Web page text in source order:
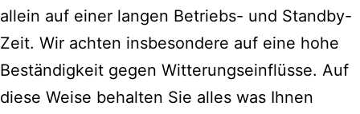
allein auf einer langen Betriebs- und Standby-
Zeit. Wir achten insbesondere auf eine hohe
Beständigkeit gegen Witterungseinflüsse. Auf
diese Weise behalten Sie alles was Ihnen